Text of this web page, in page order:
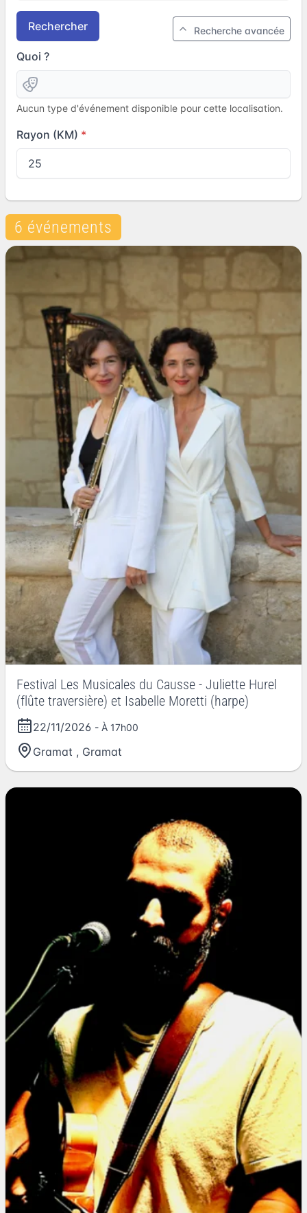
Rechercher Recherche avancée
Quoi ?
Aucun type d'événement disponible pour cette localisation.
Rayon (KM)
6 événements
Festival Les Musicales du Causse - Juliette Hurel
(flûte traversière) et Isabelle Moretti (harpe)
22/11/2026 - À 17h00
Gramat , Gramat